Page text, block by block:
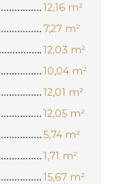
12,16 m²
7,27 m²
12,03 m²
10,04 m²
12,01 m²
12,05 m²
5,74 m²
1,71 m²
15,67 m²